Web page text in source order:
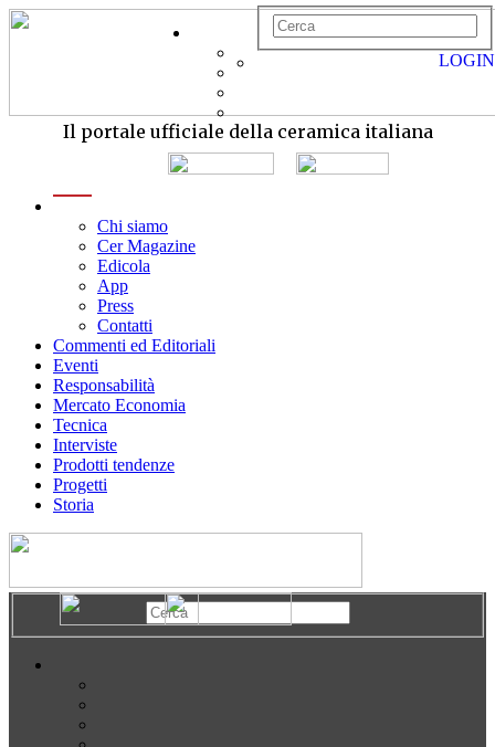
Il portale ufficiale della ceramica italiana
Chi siamo
Cer Magazine
Edicola
App
Press
Contatti
Commenti ed Editoriali
Eventi
Responsabilità
Mercato Economia
Tecnica
Interviste
Prodotti tendenze
Progetti
Storia
LOGIN